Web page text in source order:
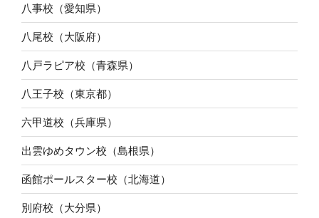
八事校（愛知県）
八尾校（大阪府）
八戸ラピア校（青森県）
八王子校（東京都）
六甲道校（兵庫県）
出雲ゆめタウン校（島根県）
函館ポールスター校（北海道）
別府校（大分県）